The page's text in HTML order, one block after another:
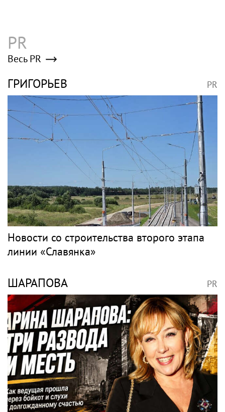
Баскова наградили
орденом «За заслуги
перед отечеством»
Волочкова рассказала,
что ее отец не может
восстановиться после
инсульта
Волочкова заявила, что
ее дочь Ариадна
«совершила глупость»,
взяв фамилию мужа
Рэпер Моргенштерн
исполнил на концерте
песню Мии Бойки
"Базовый минимум"
Музыкальные
новости
PR
Весь PR
ГРИГОРЬЕВ